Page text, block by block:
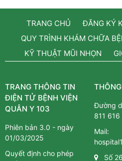
TRANG CHỦ
ĐĂNG KÝ
QUY TRÌNH KHÁM CHỮA
KỸ THUẬT MŨI NHỌN
TRANG THÔNG TIN
ĐIỆN TỬ BỆNH VIỆN
QUÂN Y 103
Phiên bản 3.0 - ngày
01/03/2025
Quyết định cho phép
Đường
811 616
Mail:
Số